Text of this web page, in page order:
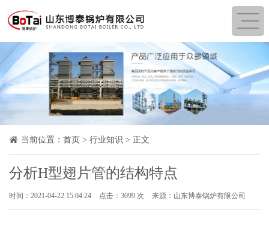
当前位置： 首页 > 行业知识 > 正文
分析H型翅片管的结构特点
时间：2021-04-22 15:04:24 点击：3099 次 来源：山东博泰锅炉有限公司